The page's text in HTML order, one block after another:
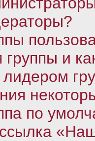
группы и
лидером
по